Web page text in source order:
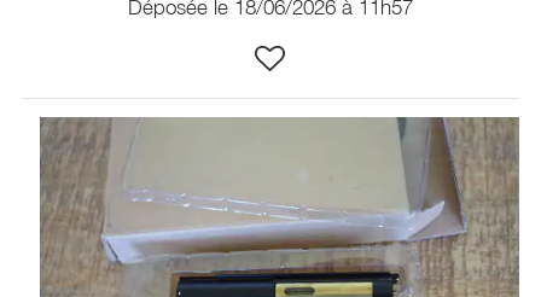
Déposée le 18/06/2026 à 11h57